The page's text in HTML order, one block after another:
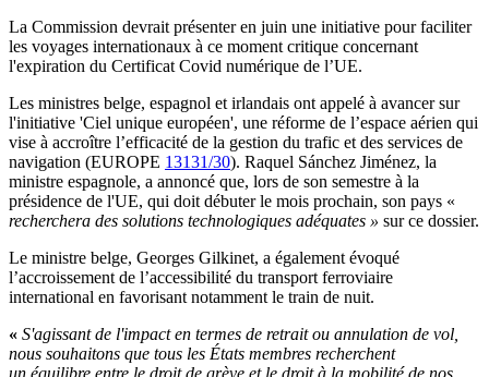
La Commission devrait présenter en juin une initiative pour faciliter
les voyages internationaux à ce moment critique concernant
l'expiration du Certificat Covid numérique de l’UE.
Les ministres belge, espagnol et irlandais ont appelé à avancer sur
l'initiative 'Ciel unique européen', une réforme de l’espace aérien qui
vise à accroître l’efficacité de la gestion du trafic et des services de
navigation (EUROPE 13131/30). Raquel Sánchez Jiménez, la
ministre espagnole, a annoncé que, lors de son semestre à la
présidence de l'UE, qui doit débuter le mois prochain, son pays «
recherchera des solutions technologiques adéquates » sur ce dossier.
Le ministre belge, Georges Gilkinet, a également évoqué
l’accroissement de l’accessibilité du transport ferroviaire
international en favorisant notamment le train de nuit.
« S'agissant de l'impact en termes de retrait ou annulation de vol,
nous souhaitons que tous les États membres recherchent
un équilibre entre le droit de grève et le droit à la mobilité de nos